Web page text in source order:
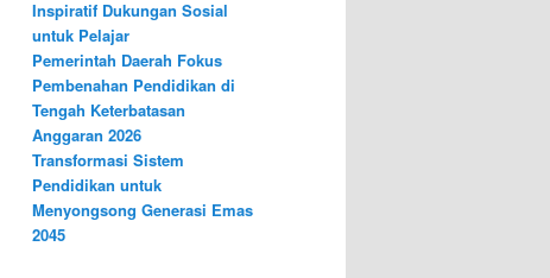
Inspiratif Dukungan Sosial
untuk Pelajar
Pemerintah Daerah Fokus
Pembenahan Pendidikan di
Tengah Keterbatasan
Anggaran 2026
Transformasi Sistem
Pendidikan untuk
Menyongsong Generasi Emas
2045